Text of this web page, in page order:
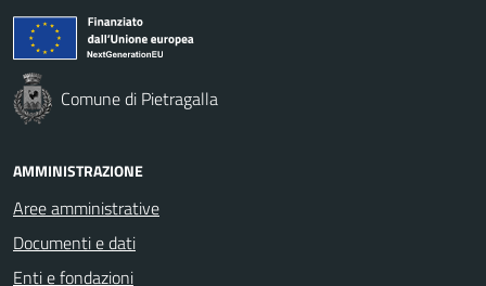
Comune di Pietragalla
AMMINISTRAZIONE
Aree amministrative
Documenti e dati
Enti e fondazioni